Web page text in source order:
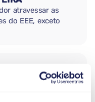
atravessar as
do EEE, exceto